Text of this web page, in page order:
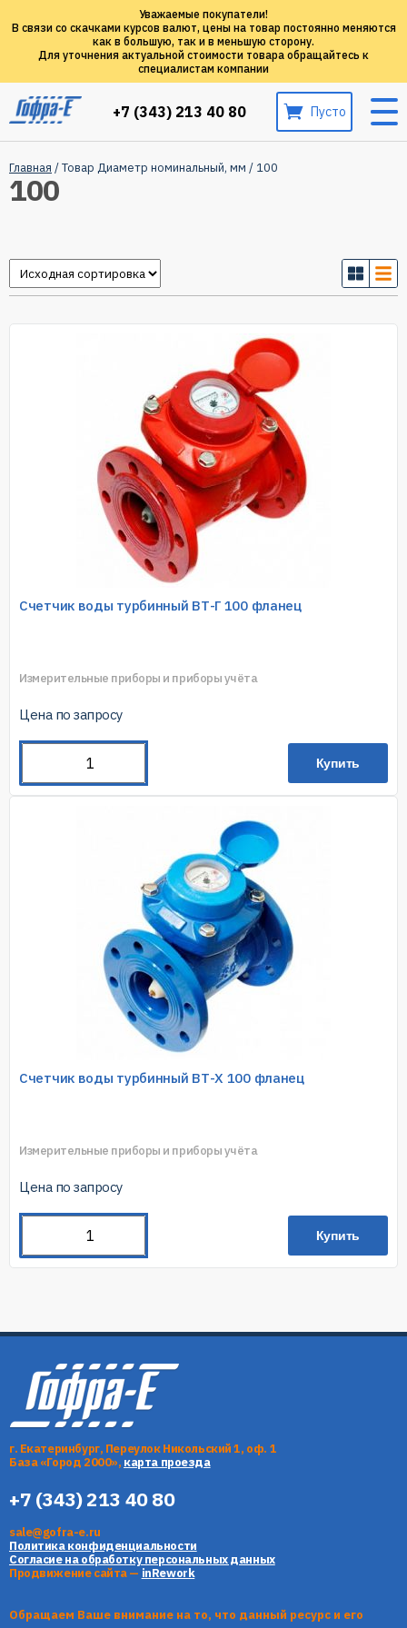
Уважаемые покупатели!
В связи со скачками курсов валют, цены на товар постоянно меняются
как в большую, так и в меньшую сторону.
Для уточнения актуальной стоимости товара обращайтесь к
специалистам компании
+7 (343) 213 40 80 Пусто
Главная / Товар Диаметр номинальный, мм / 100
100
Счетчик воды турбинный ВТ-Г 100 фланец
Измерительные приборы и приборы учёта
Цена по запросу
Купить
Счетчик воды турбинный ВТ-Х 100 фланец
Измерительные приборы и приборы учёта
Цена по запросу
Купить
г. Екатеринбург, Переулок Никольский 1, оф. 1
База «Город 2000», карта проезда
+7 (343) 213 40 80
sale@gofra-e.ru
Политика конфиденциальности
Согласие на обработку персональных данных
Продвижение сайта — inRework
Обращаем Ваше внимание на то, что данный ресурс и его